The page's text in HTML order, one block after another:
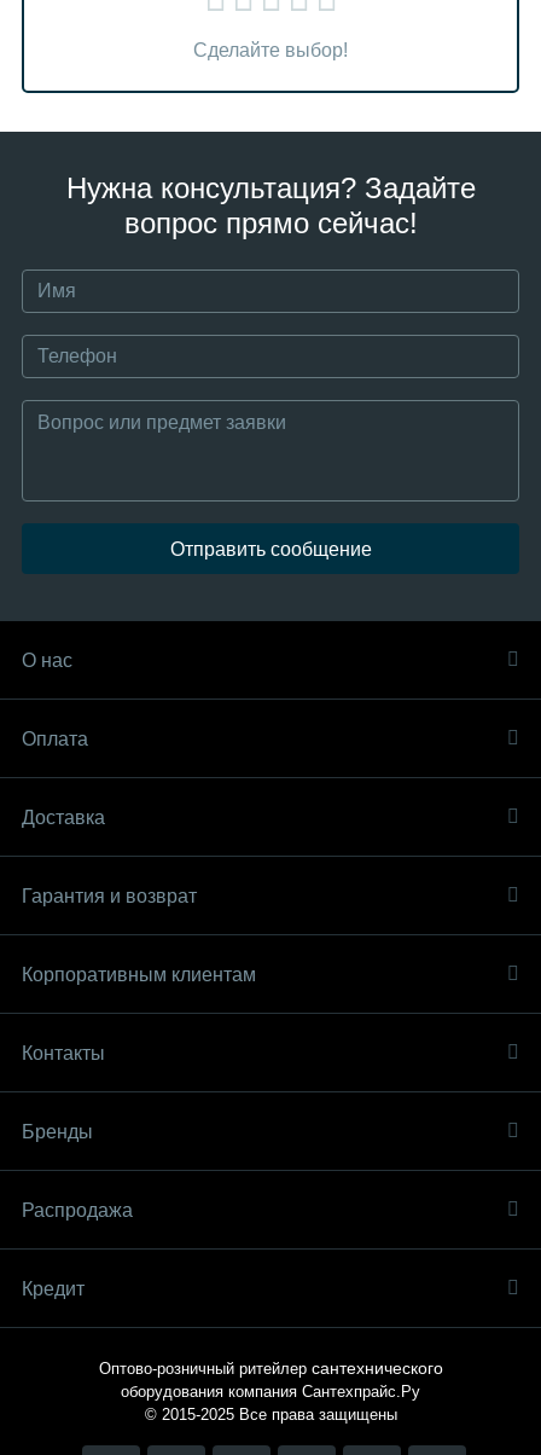
Сделайте выбор!
Нужна консультация? Задайте
вопрос прямо сейчас!
Отправить сообщение
О нас
Оплата
Доставка
Гарантия и возврат
Корпоративным клиентам
Контакты
Бренды
Распродaжа
Кредит
Оптово-розничный ритейлер сантехнического
оборудования компания Сантехпрайс.Ру
© 2015-2025 Все права защищены